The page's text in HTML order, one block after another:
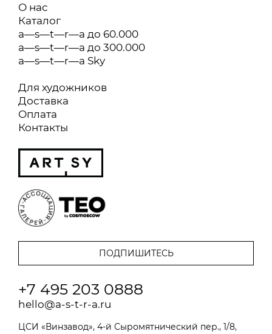
О нас
Каталог
a—s—t—r—a до 60.000
a—s—t—r—a до 300.000
a—s—t—r—a Sky
Для художников
Доставка
Оплата
Контакты
+7 495 203 0888
hello@a-s-t-r-a.ru
ЦСИ «Винзавод», 4-й Сыромятнический пер., 1/8,